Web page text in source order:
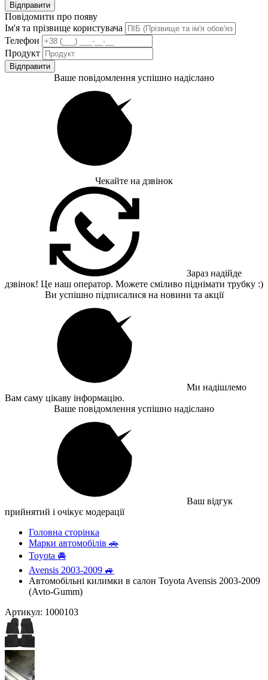
Відправити
Повідомити про появу
Ім'я та прізвище користувача
Телефон
Продукт
Відправити
Ваше повідомлення успішно надіслано
Чекайте на дзвінок
Зараз надійде
дзвінок! Це наш оператор. Можете сміливо піднімати трубку :)
Ви успішно підписалися на новини та акції
Ми надішлемо
Вам саму цікаву інформацію.
Ваше повідомлення успішно надіслано
Ваш відгук
прийнятий і очікує модерації
Головна сторінка
Марки автомобілів 🚗
Toyota 🚘
Avensis 2003-2009 🚙
Автомобільні килимки в салон Toyota Avensis 2003-2009
(Avto-Gumm)
Артикул: 1000103